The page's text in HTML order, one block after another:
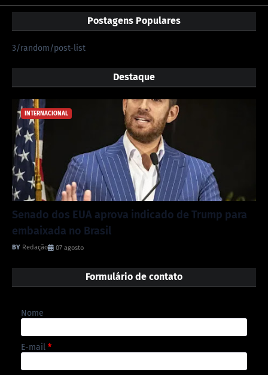
Postagens Populares
3/random/post-list
Destaque
INTERNACIONAL
Senado dos EUA aprova indicado de Trump para
embaixada no Brasil
Redação 07 agosto
Formulário de contato
Nome
E-mail *